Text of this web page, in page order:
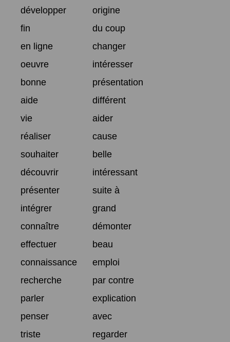
développer
origine
fin
du coup
en ligne
changer
oeuvre
intéresser
bonne
présentation
aide
différent
vie
aider
réaliser
cause
souhaiter
belle
découvrir
intéressant
présenter
suite à
intégrer
grand
connaître
démonter
effectuer
beau
connaissance
emploi
recherche
par contre
parler
explication
penser
avec
triste
regarder